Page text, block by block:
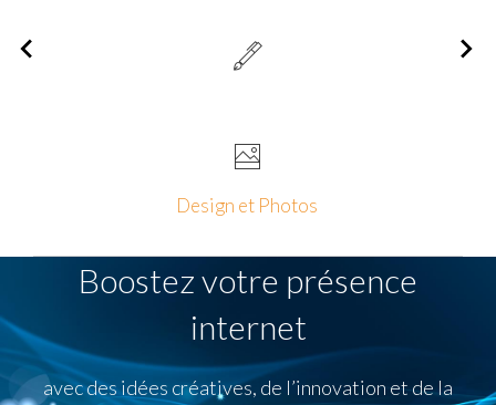
Design et Photos
Boostez votre présence
internet
avec des idées créatives, de l’innovation et de la